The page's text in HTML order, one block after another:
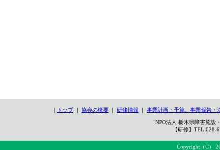
｜ トップ｜ 協会の概要 ｜ 研修情報 ｜ 事業計画・予算、事業報告・
NPO法人 栃木県障害施
【研修】TEL
Copyright（C）